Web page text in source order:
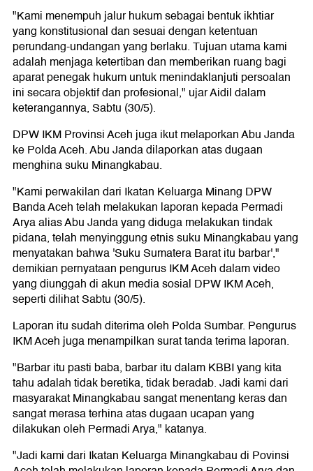
"Kami menempuh jalur hukum sebagai bentuk ikhtiar
yang konstitusional dan sesuai dengan ketentuan
perundang-undangan yang berlaku. Tujuan utama kami
adalah menjaga ketertiban dan memberikan ruang bagi
aparat penegak hukum untuk menindaklanjuti persoalan
ini secara objektif dan profesional," ujar Aidil dalam
keterangannya, Sabtu (30/5).
DPW IKM Provinsi Aceh juga ikut melaporkan Abu Janda
ke Polda Aceh. Abu Janda dilaporkan atas dugaan
menghina suku Minangkabau.
"Kami perwakilan dari Ikatan Keluarga Minang DPW
Banda Aceh telah melakukan laporan kepada Permadi
Arya alias Abu Janda yang diduga melakukan tindak
pidana, telah menyinggung etnis suku Minangkabau yang
menyatakan bahwa 'Suku Sumatera Barat itu barbar',"
demikian pernyataan pengurus IKM Aceh dalam video
yang diunggah di akun media sosial DPW IKM Aceh,
seperti dilihat Sabtu (30/5).
Laporan itu sudah diterima oleh Polda Sumbar. Pengurus
IKM Aceh juga menampilkan surat tanda terima laporan.
"Barbar itu pasti baba, barbar itu dalam KBBI yang kita
tahu adalah tidak beretika, tidak beradab. Jadi kami dari
masyarakat Minangkabau sangat menentang keras dan
sangat merasa terhina atas dugaan ucapan yang
dilakukan oleh Permadi Arya," katanya.
"Jadi kami dari Ikatan Keluarga Minangkabau di Povinsi